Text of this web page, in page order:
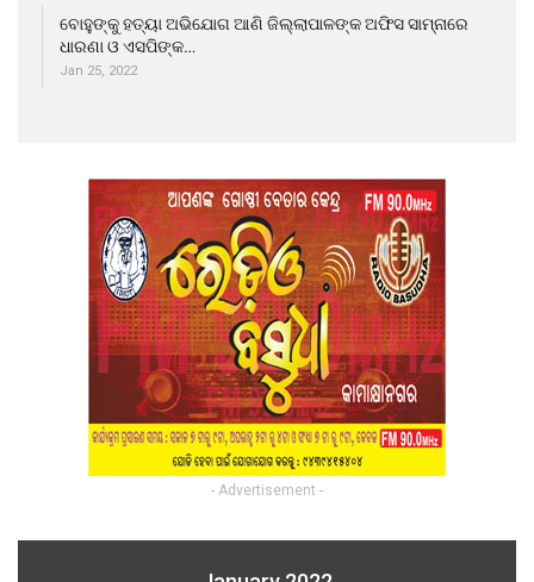
ବୋହୁଙ୍କୁ ହତ୍ୟା ଅଭିଯୋଗ ଆଣି ଜିଲ୍ଲାପାଳଙ୍କ ଅଫିସ ସାମ୍ନାରେ
ଧାରଣା ଓ ଏସପିଙ୍କ…
Jan 25, 2022
- Advertisement -